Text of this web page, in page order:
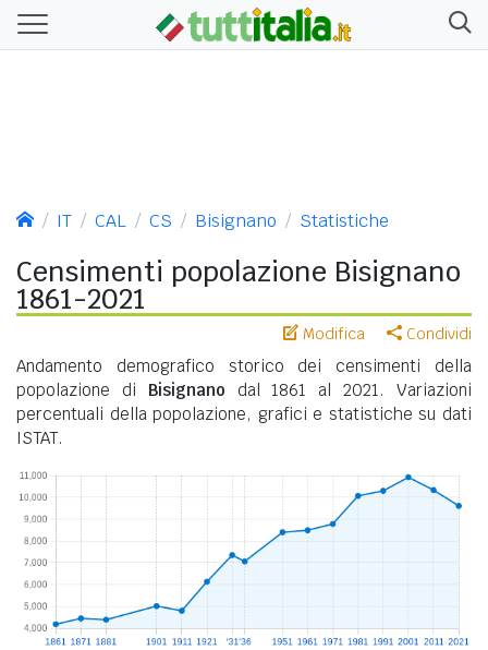
IT CAL CS Bisignano Statistiche
Censimenti popolazione Bisignano
1861-2021
Modifica Condividi
Andamento demografico storico dei censimenti della
popolazione di Bisignano dal 1861 al 2021. Variazioni
percentuali della popolazione, grafici e statistiche su dati
ISTAT.